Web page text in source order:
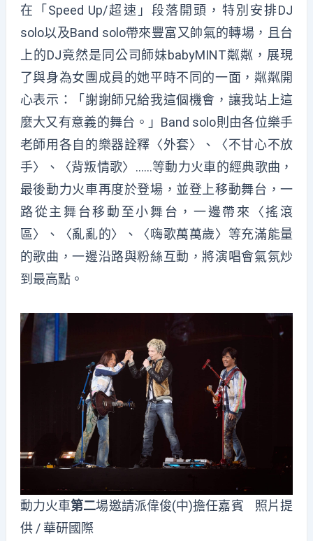
在「Speed Up/超速」段落開頭，特別安排DJ
solo以及Band solo帶來豐富又帥氣的轉場，且台
上的DJ竟然是同公司師妹babyMINT粼粼，展現
了與身為女團成員的她平時不同的一面，粼粼開
心表示：「謝謝師兄給我這個機會，讓我站上這
麼大又有意義的舞台。」Band solo則由各位樂手
老師用各自的樂器詮釋〈外套〉、〈不甘心不放
手〉、〈背叛情歌〉……等動力火車的經典歌曲，
最後動力火車再度於登場，並登上移動舞台，一
路從主舞台移動至小舞台，一邊帶來〈搖滾
區〉、〈亂亂的〉、〈嗨歌萬萬歲〉等充滿能量
的歌曲，一邊沿路與粉絲互動，將演唱會氣氛炒
到最高點。
動力火車第二場邀請派偉俊(中)擔任嘉賓 照片提
供 / 華研國際